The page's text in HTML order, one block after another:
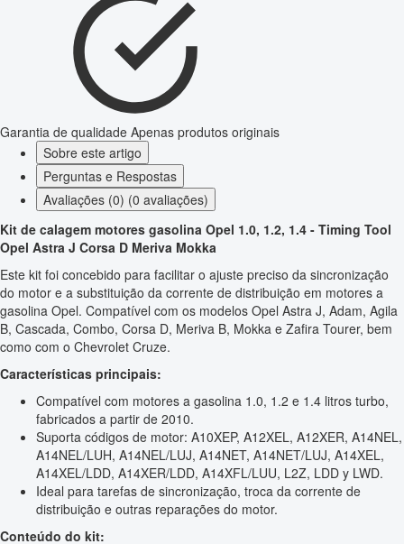
Garantia de qualidade Apenas produtos originais
Sobre este artigo
Perguntas e Respostas
Avaliações (0) (0 avaliações)
Kit de calagem motores gasolina Opel 1.0, 1.2, 1.4 - Timing Tool
Opel Astra J Corsa D Meriva Mokka
Este kit foi concebido para facilitar o ajuste preciso da sincronização
do motor e a substituição da corrente de distribuição em motores a
gasolina Opel. Compatível com os modelos Opel Astra J, Adam, Agila
B, Cascada, Combo, Corsa D, Meriva B, Mokka e Zafira Tourer, bem
como com o Chevrolet Cruze.
Características principais:
Compatível com motores a gasolina 1.0, 1.2 e 1.4 litros turbo,
fabricados a partir de 2010.
Suporta códigos de motor: A10XEP, A12XEL, A12XER, A14NEL,
A14NEL/LUH, A14NEL/LUJ, A14NET, A14NET/LUJ, A14XEL,
A14XEL/LDD, A14XER/LDD, A14XFL/LUU, L2Z, LDD y LWD.
Ideal para tarefas de sincronização, troca da corrente de
distribuição e outras reparações do motor.
Conteúdo do kit: